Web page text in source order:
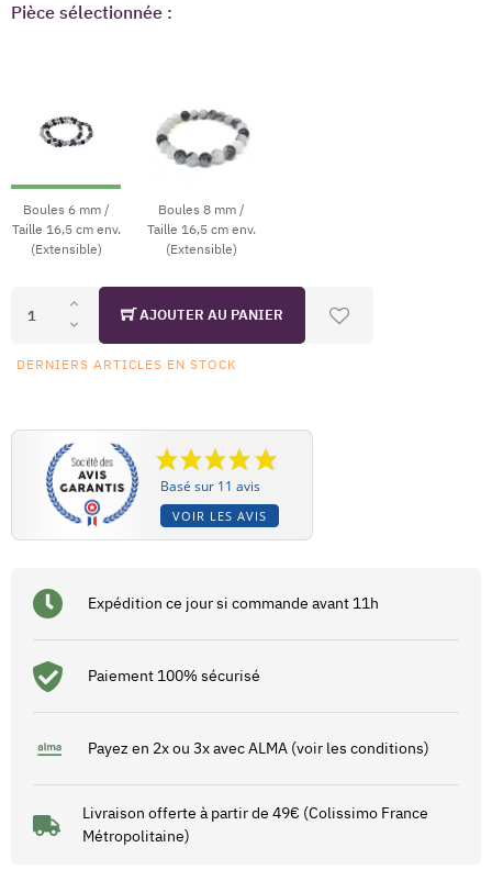
Pièce sélectionnée :
Boules 6 mm /
Taille 16,5 cm env.
(Extensible)
Boules 8 mm /
Taille 16,5 cm env.
(Extensible)
AJOUTER AU PANIER
DERNIERS ARTICLES EN STOCK
Basé sur 11 avis
VOIR LES AVIS
Expédition ce jour si commande avant 11h
Paiement 100% sécurisé
Payez en 2x ou 3x avec ALMA (voir les conditions)
Livraison offerte à partir de 49€ (Colissimo France
Métropolitaine)